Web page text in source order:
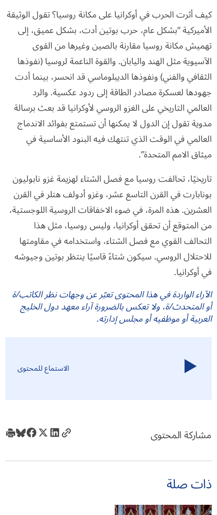
كيف أثرت الحرب في أوكرانيا على مكانة روسيا؟ تقول الوثيقة
الأميركية “بشكل عام، حرب بوتين أدت، بشكل عميق، إلى
تهميش مكانة روسيا مقارنة بالصين وغيرها من القوى
الآسيوية مثل الهند واليابان. والقوة الناعمة لروسيا (نفوذها
الثقافي والفني) ونفوذها الديبلوماسي قد انحسر، بينما أدت
جهودها لعسكرة مصادر الطاقة إلى ردود عكسية. والرد
العالمي التاريخي على الغزو الروسي لأوكرانيا قد بعث برسالة
مدوية تقول إن الدول لا يمكنها أن تستمتع بفوائد الاندماج
العالمي في الوقت الذي تنتهك فيه البنود الأساسية في
ميثاق الامم المتحدة”.
تاريخيًا، تحالفت روسيا مع فصل الشتاء لهزيمة غزو نابوليون
بونابارت في القرن التاسع عشر، وغزو أدولف هتلر في القرن
العشرين. هذه المرة، في ضوء الاخفاقات الروسية اللوجستية،
من المتوقع أن تحقق أوكرانيا، وليس روسيا، مثل هذا
التحالف القوي مع فصل الشتاء، واستخدامه في مقاومتها
للاحتلال الروسي. سيكون شتاءً قاسيًا ينتظر بوتين وجيوشه
في أوكرانيا.
الآراء الواردة في هذا المحتوى تعبّر عن وجهات نظر الكاتب/ة
أو المتحدث/ة، ولا تعكس بالضرورة آراء معهد دول الخليج
العربية أو موظفيه أو مجلس إدارته.
الاستماع للمحتوى
مشاركة المحتوى
ذات صلة